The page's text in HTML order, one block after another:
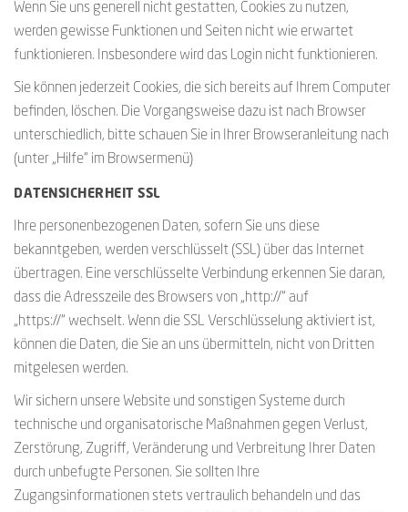
Wenn Sie uns generell nicht gestatten, Cookies zu nutzen,
werden gewisse Funktionen und Seiten nicht wie erwartet
funktionieren. Insbesondere wird das Login nicht funktionieren.
Sie können jederzeit Cookies, die sich bereits auf Ihrem Computer
befinden, löschen. Die Vorgangsweise dazu ist nach Browser
unterschiedlich, bitte schauen Sie in Ihrer Browseranleitung nach
(unter „Hilfe“ im Browsermenü)
DATENSICHERHEIT SSL
Ihre personenbezogenen Daten, sofern Sie uns diese
bekanntgeben, werden verschlüsselt (SSL) über das Internet
übertragen. Eine verschlüsselte Verbindung erkennen Sie daran,
dass die Adresszeile des Browsers von „http://“ auf
„https://“ wechselt. Wenn die SSL Verschlüsselung aktiviert ist,
können die Daten, die Sie an uns übermitteln, nicht von Dritten
mitgelesen werden.
Wir sichern unsere Website und sonstigen Systeme durch
technische und organisatorische Maßnahmen gegen Verlust,
Zerstörung, Zugriff, Veränderung und Verbreitung Ihrer Daten
durch unbefugte Personen. Sie sollten Ihre
Zugangsinformationen stets vertraulich behandeln und das